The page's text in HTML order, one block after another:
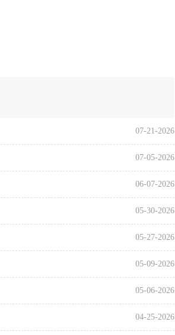
07-21-2026
07-05-2026
06-07-2026
05-30-2026
05-27-2026
05-09-2026
05-06-2026
04-25-2026